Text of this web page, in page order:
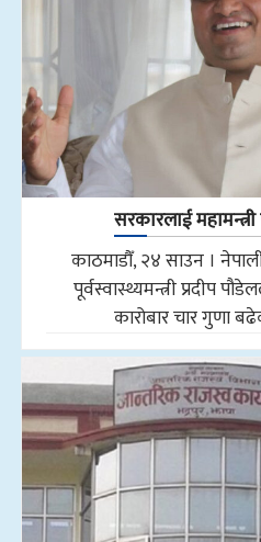
सरकारलाई
काठमाडौँ, २४ साउन ।
पूर्वस्वास्थ्यमन्त्री प्रदीप
कारोबार चार गुणा